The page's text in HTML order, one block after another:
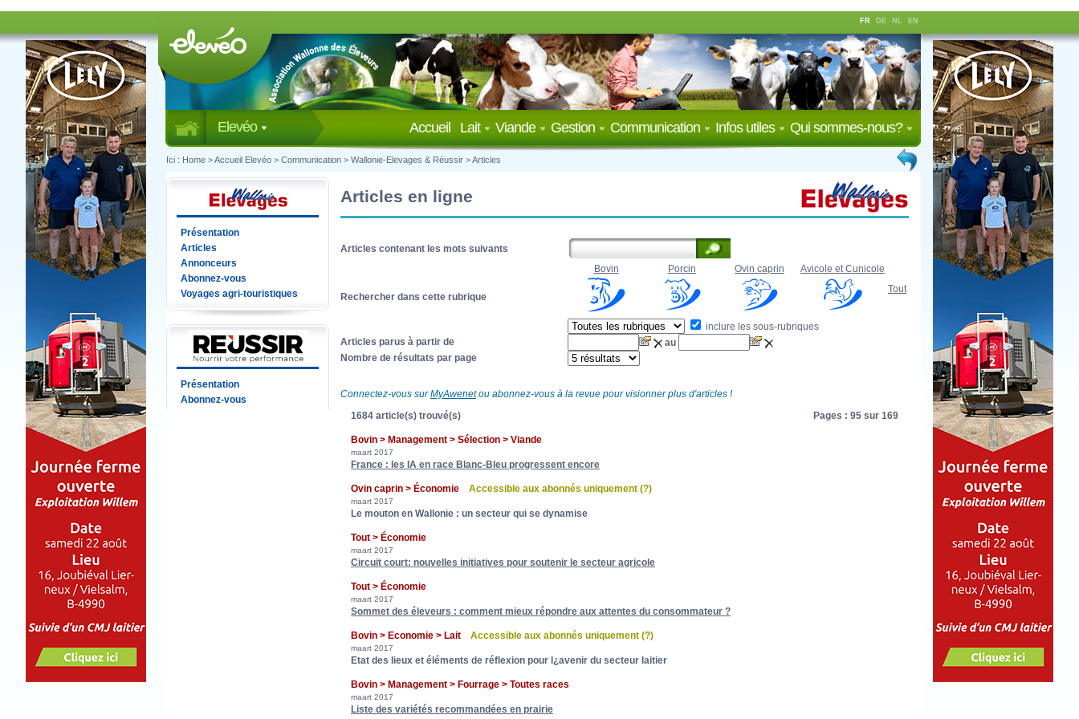
FR DE NL EN
Elevéo Qui sommes-nous?
Infos utiles
Communication
Gestion
Viande
Lait
Accueil
Ici : Home >Accueil Elevéo > Communication > Wallonie-Elevages & Réussir >Articles
Présentation
Articles
Annonceurs
Abonnez-vous
Voyages agri-touristiques
Présentation
Abonnez-vous
Articles en ligne
Articles contenant les mots suivants
Rechercher dans cette rubrique
Bovin Porcin Ovin caprin
Avicole et Cunicole
Tout
inclure les sous-rubriques
Articles parus à partir de
au
Nombre de résultats par page
Connectez-vous surMyAwenetou abonnez-vous à la revue pour visionner plus d'articles !
1684 article(s) trouvé(s)
Pages : 95 sur 169
Bovin > Management > Sélection > Viande
maart 2017
France : les IA en race Blanc-Bleu progressent encore
Ovin caprin > Économie Accessible aux abonnés uniquement (?)
maart 2017
Le mouton en Wallonie : un secteur qui se dynamise
Tout > Économie
maart 2017
Circuit court: nouvelles initiatives pour soutenir le secteur agricole
Tout > Économie
maart 2017
Sommet des éleveurs : comment mieux répondre aux attentes du consommateur ?
Bovin > Economie > Lait Accessible aux abonnés uniquement (?)
maart 2017
Etat des lieux et éléments de réflexion pour l¿avenir du secteur laitier
Bovin > Management > Fourrage > Toutes races
maart 2017
Liste des variétés recommandées en prairie